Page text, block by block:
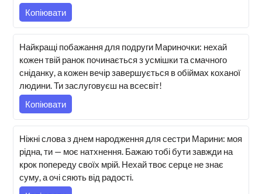
Копіювати
Найкращі побажання для подруги Мариночки: нехай
кожен твій ранок починається з усмішки та смачного
сніданку, а кожен вечір завершується в обіймах коханої
людини. Ти заслуговуєш на всесвіт!
Копіювати
Ніжні слова з днем народження для сестри Марини: моя
рідна, ти — моє натхнення. Бажаю тобі бути завжди на
крок попереду своїх мрій. Нехай твоє серце не знає
суму, а очі сяють від радості.